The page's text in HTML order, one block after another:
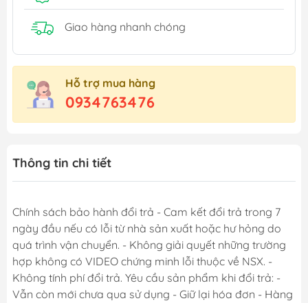
Giao hàng nhanh chóng
Hỗ trợ mua hàng
0934763476
Thông tin chi tiết
Chính sách bảo hành đổi trả - Cam kết đổi trả trong 7
ngày đầu nếu có lỗi từ nhà sản xuất hoặc hư hỏng do
quá trình vận chuyển. - Không giải quyết những trường
hợp không có VIDEO chứng minh lỗi thuộc về NSX. -
Không tính phí đổi trả. Yêu cầu sản phẩm khi đổi trả: -
Vẫn còn mới chưa qua sử dụng - Giữ lại hóa đơn - Hàng